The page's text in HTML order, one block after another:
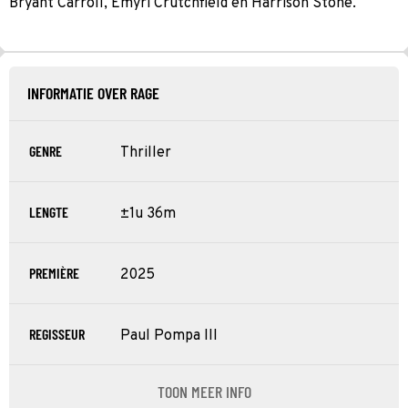
INFORMATIE OVER RAGE
GENRE Thriller
LENGTE ±1u 36m
PREMIÈRE 2025
REGISSEUR Paul Pompa III
TOON MEER INFO